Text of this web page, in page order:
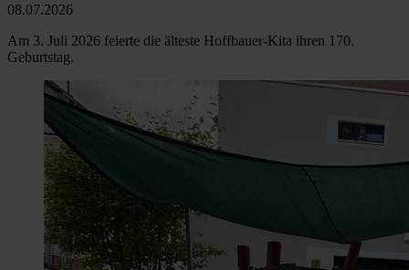
08.07.2026
Am 3. Juli 2026 feierte die älteste Hoffbauer-Kita ihren 170.
Geburtstag.